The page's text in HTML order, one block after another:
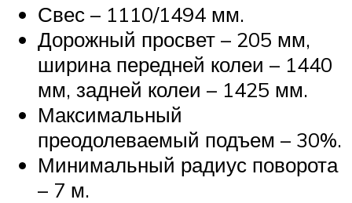
Свес – 1110/1494 мм.
Дорожный просвет – 205 мм,
ширина передней колеи – 1440
мм, задней колеи – 1425 мм.
Максимальный
преодолеваемый подъем – 30%.
Минимальный радиус поворота
– 7 м.